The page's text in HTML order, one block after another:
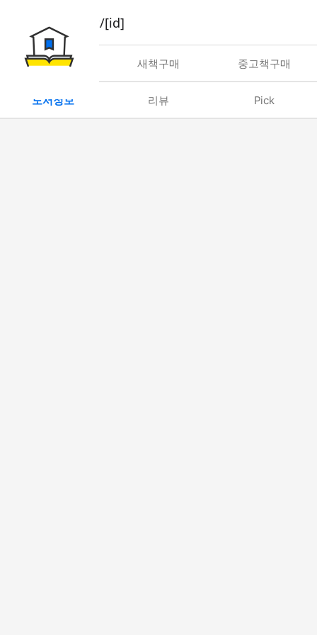
book/rent/[id]
대여 새책구매 중고책구매
도서정보 리뷰 Pick